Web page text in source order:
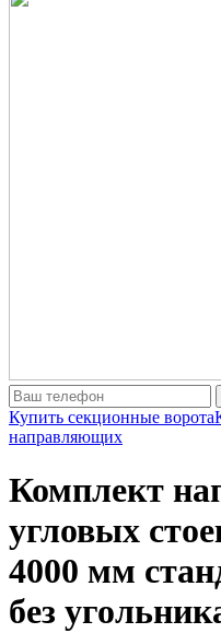
Купить секционные ворота
направляющих
Комплект
угловых
4000 мм
без